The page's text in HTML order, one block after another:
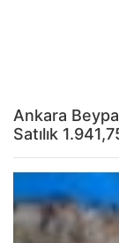
Ankara
Satılık